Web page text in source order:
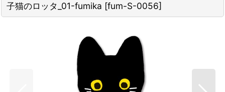
子猫のロッタ_01-fumika [fum-S-0056]